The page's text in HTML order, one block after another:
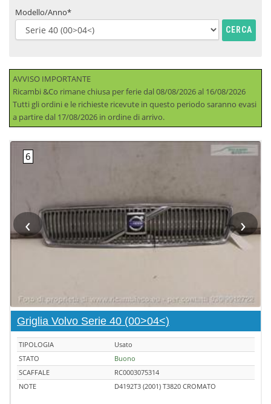
Modello/Anno*
CERCA
AVVISO IMPORTANTE
Ricambi &Co rimane chiusa per ferie dal 08/08/2026 al 16/08/2026
Tutti gli ordini e le richieste ricevute in questo periodo saranno evasi
a partire dal 17/08/2026 in ordine di arrivo.
‹ ›
Griglia Volvo Serie 40 (00>04<)
TIPOLOGIA
Usato
STATO
Buono
SCAFFALE
RC0003075314
NOTE
D4192T3 (2001) T3820 CROMATO